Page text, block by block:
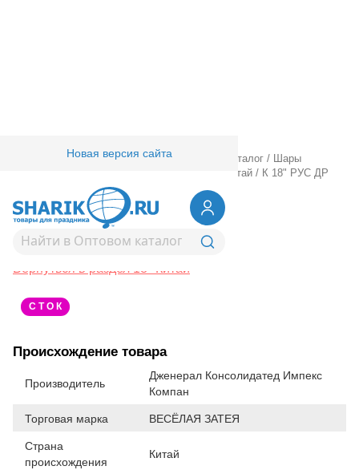
Новая версия сайта
Товары для праздника/ Оптовый каталог /
Шары
18" Китай / К 18" РУС ДР
1202-3723К 18" РУС ДР Феи
Вернуться в раздел 18" Китай
С Т О К
Происхождение товара
Производитель
Дженерал Консолидатед Импекс
Компан
Торговая марка ВЕСЁЛАЯ ЗАТЕЯ
Страна
происхождения
Китай